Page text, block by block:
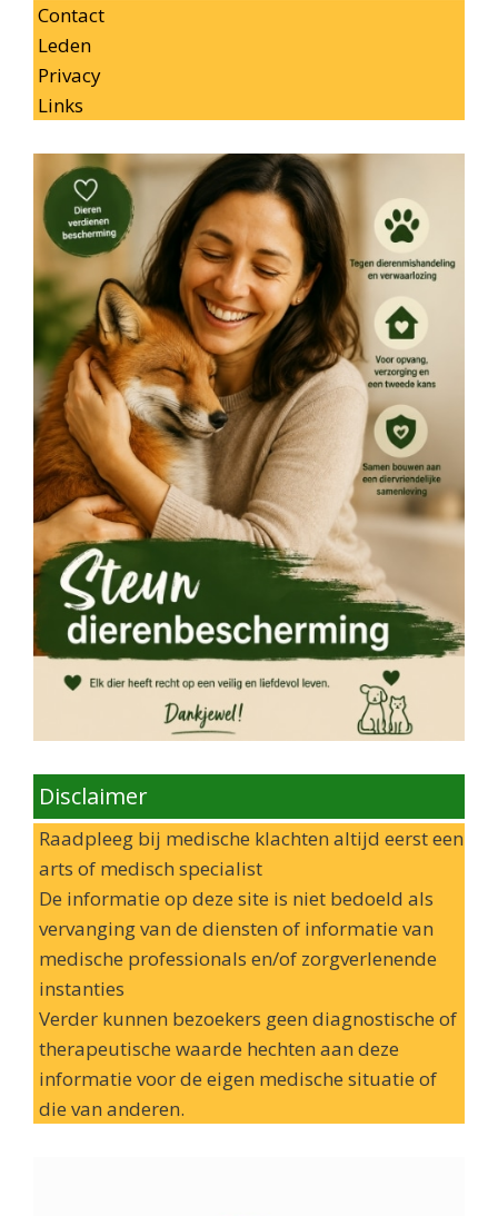
Contact
Leden
Privacy
Links
Disclaimer
Raadpleeg bij medische klachten altijd eerst een
arts of medisch specialist
De informatie op deze site is niet bedoeld als
vervanging van de diensten of informatie van
medische professionals en/of zorgverlenende
instanties
Verder kunnen bezoekers geen diagnostische of
therapeutische waarde hechten aan deze
informatie voor de eigen medische situatie of
die van anderen.